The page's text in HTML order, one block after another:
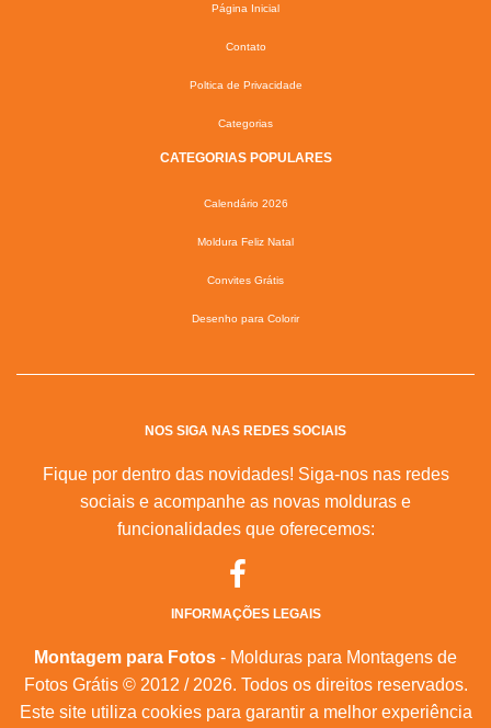
Página Inicial
Contato
Poltica de Privacidade
Categorias
CATEGORIAS POPULARES
Calendário 2026
Moldura Feliz Natal
Convites Grátis
Desenho para Colorir
NOS SIGA NAS REDES SOCIAIS
Fique por dentro das novidades! Siga-nos nas redes
sociais e acompanhe as novas molduras e
funcionalidades que oferecemos:
INFORMAÇÕES LEGAIS
Montagem para Fotos - Molduras para Montagens de
Fotos Grátis © 2012 / 2026. Todos os direitos reservados.
Este site utiliza cookies para garantir a melhor experiência